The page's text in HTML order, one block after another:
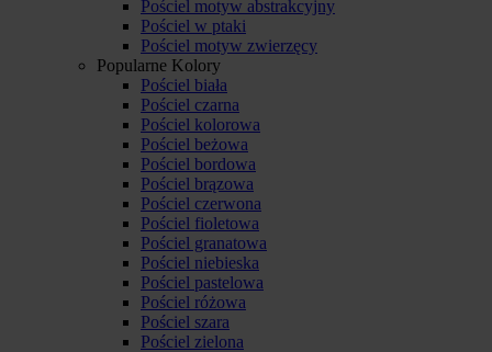
Pościel motyw abstrakcyjny
Pościel w ptaki
Pościel motyw zwierzęcy
Popularne Kolory
Pościel biała
Pościel czarna
Pościel kolorowa
Pościel beżowa
Pościel bordowa
Pościel brązowa
Pościel czerwona
Pościel fioletowa
Pościel granatowa
Pościel niebieska
Pościel pastelowa
Pościel różowa
Pościel szara
Pościel zielona